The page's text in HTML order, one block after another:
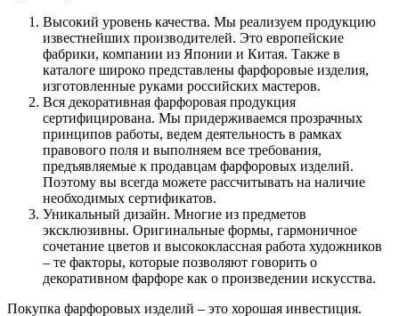
Высокий уровень качества. Мы реализуем продукцию
известнейших производителей. Это европейские
фабрики, компании из Японии и Китая. Также в
каталоге широко представлены фарфоровые изделия,
изготовленные руками российских мастеров.
Вся декоративная фарфоровая продукция
сертифицирована. Мы придерживаемся прозрачных
принципов работы, ведем деятельность в рамках
правового поля и выполняем все требования,
предъявляемые к продавцам фарфоровых изделий.
Поэтому вы всегда можете рассчитывать на наличие
необходимых сертификатов.
Уникальный дизайн. Многие из предметов
эксклюзивны. Оригинальные формы, гармоничное
сочетание цветов и высококлассная работа художников
– те факторы, которые позволяют говорить о
декоративном фарфоре как о произведении искусства.
Покупка фарфоровых изделий – это хорошая инвестиция.